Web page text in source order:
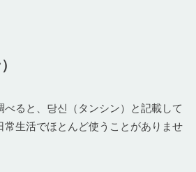
ると、당신（タンシン）と記載して
常生活でほとんど使うことがありませ